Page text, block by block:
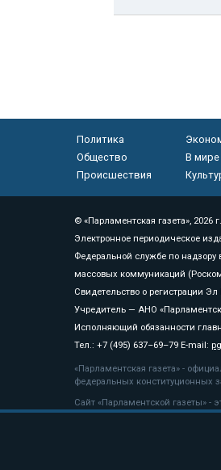
Политика
Общество
В мире
Происшествия
© «Парламентская газета», 2026 г.
Электронное периодическое
Федеральной службе по
массовых коммуникаций
Свидетельство о регистрации
Учредитель — АНО
Исполняющий обязанности
Тел.: +7 (495) 637–69–79 E-mail:
«Парламентская газета» -
федеральных конституционных
Сайт «Парламентской газеты» -
«Парламентской газеты»